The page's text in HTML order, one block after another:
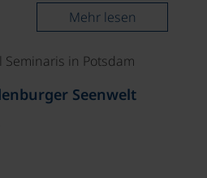
Mehr lesen
Seenwelt